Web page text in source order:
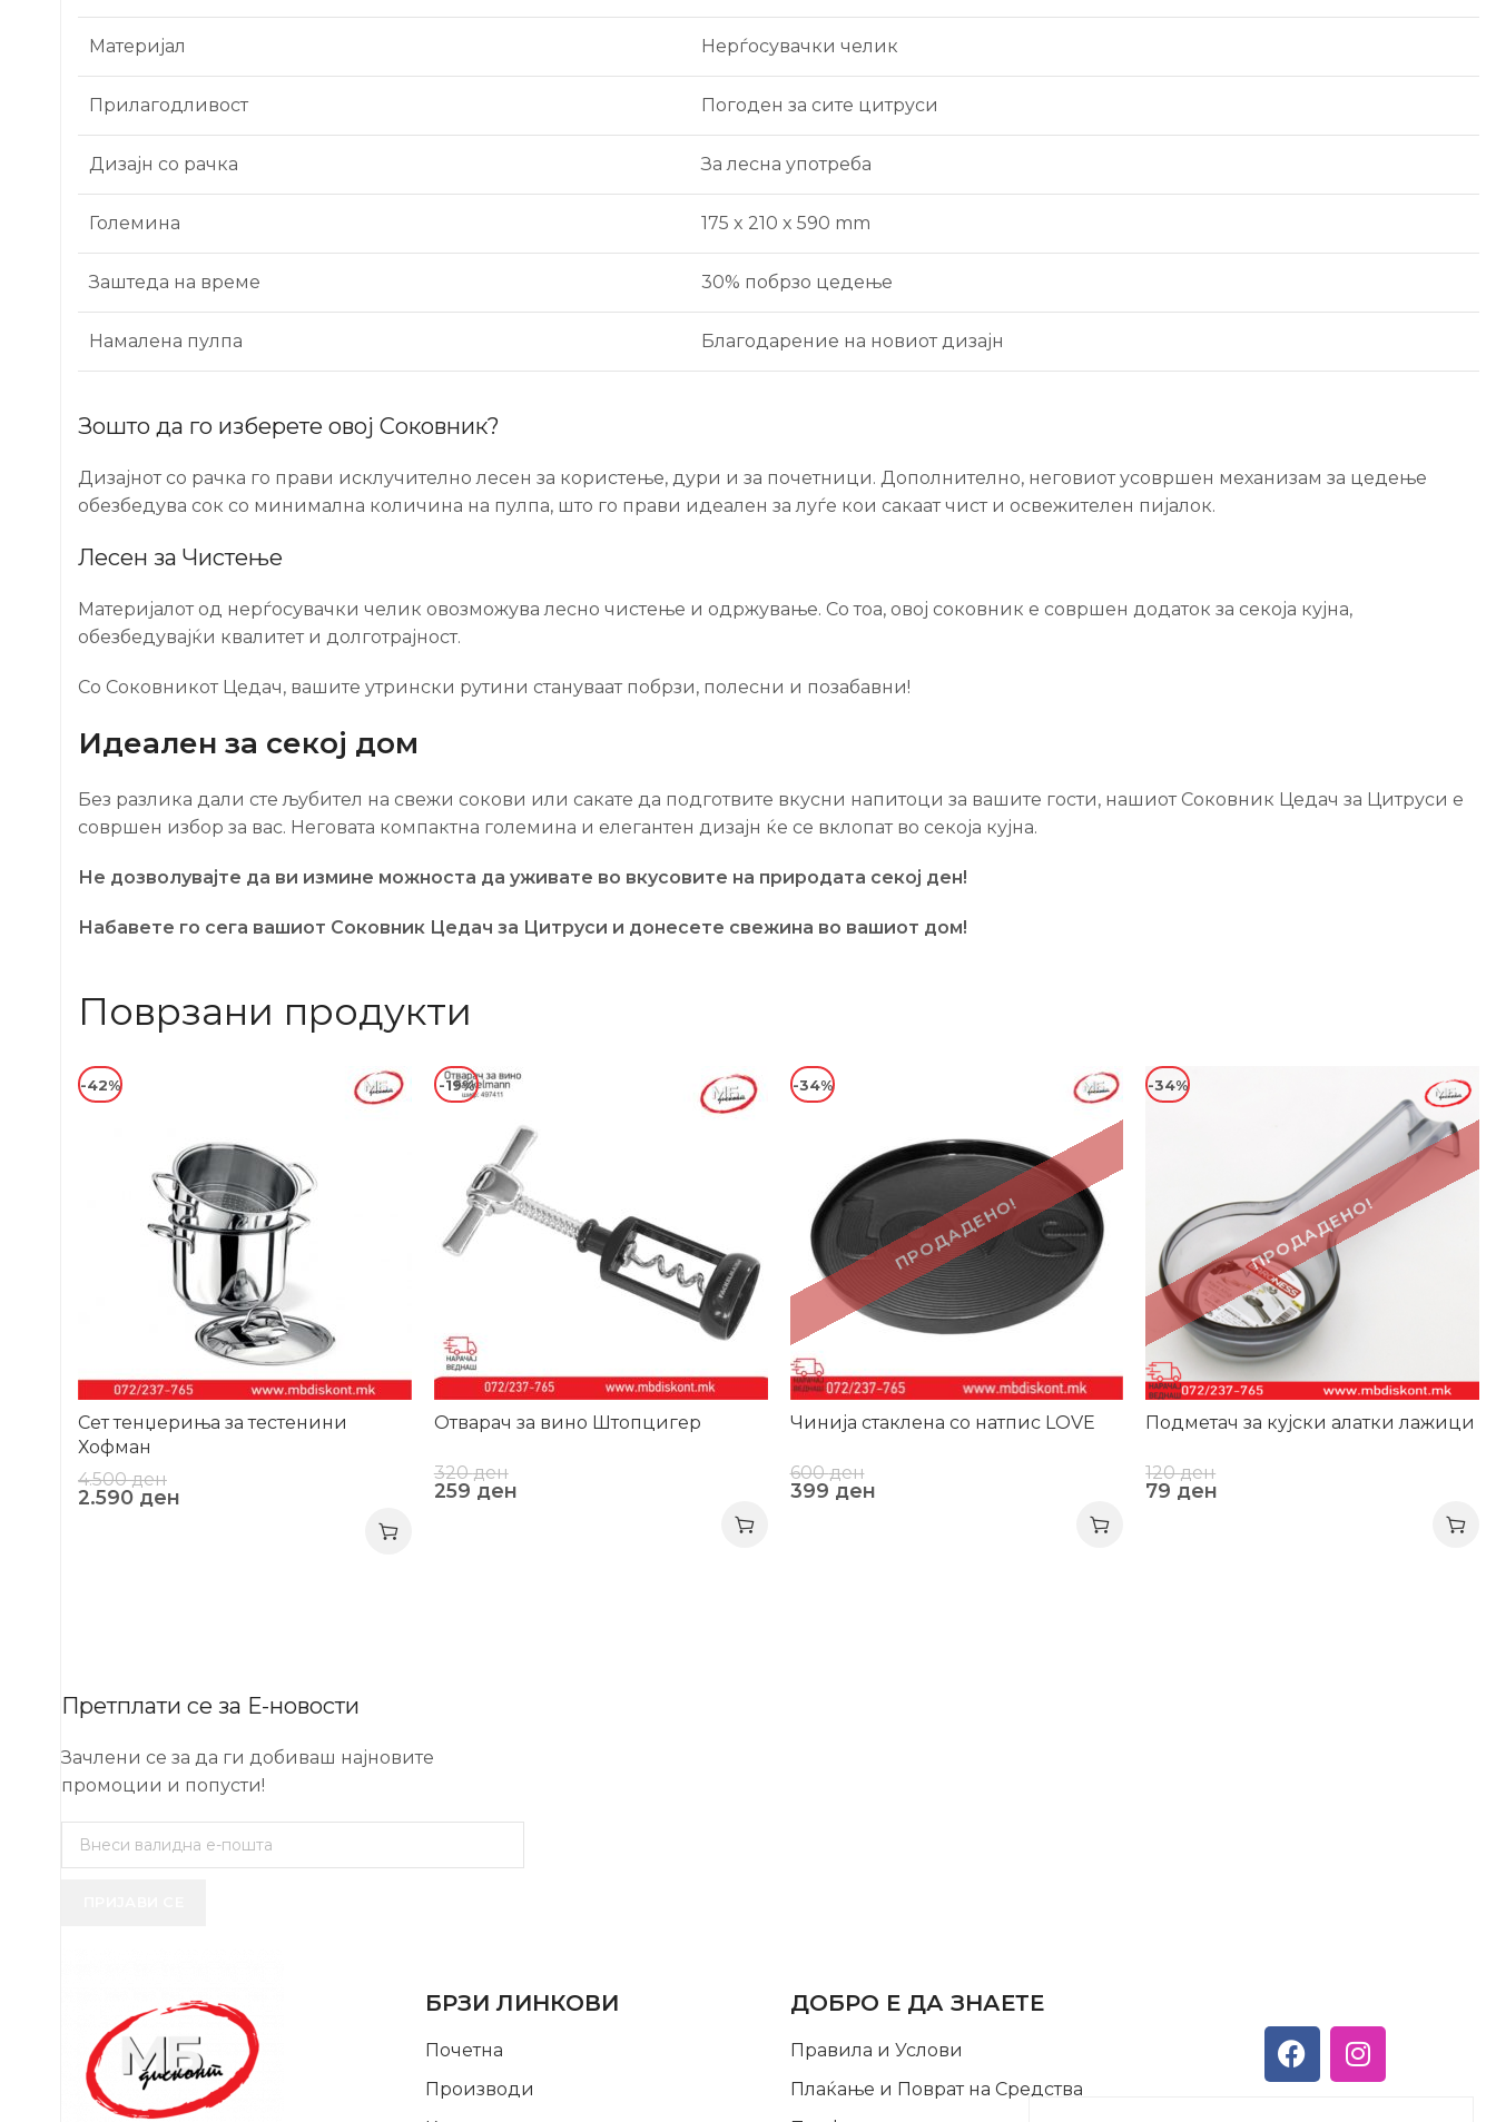
Материјал Нерѓосувачки челик
Прилагодливост Погоден за сите цитруси
Дизајн со рачка За лесна употреба
Големина 175 x 210 x 590 mm
Заштеда на време 30% побрзо цедење
Намалена пулпа Благодарение на новиот дизајн
Зошто да го изберете овој Соковник?
Дизајнот со рачка го прави исклучително лесен за користење, дури и за почетници. Дополнително, неговиот усовршен механизам за цедење
обезбедува сок со минимална количина на пулпа, што го прави идеален за луѓе кои сакаат чист и освежителен пијалок.
Лесен за Чистење
Материјалот од нерѓосувачки челик овозможува лесно чистење и одржување. Со тоа, овој соковник е совршен додаток за секоја кујна,
обезбедувајќи квалитет и долготрајност.
Со Соковникот Цедач, вашите утрински рутини стануваат побрзи, полесни и позабавни!
Идеален за секој дом
Без разлика дали сте љубител на свежи сокови или сакате да подготвите вкусни напитоци за вашите гости, нашиот Соковник Цедач за Цитруси е
совршен избор за вас. Неговата компактна големина и елегантен дизајн ќе се вклопат во секоја кујна.
Не дозволувајте да ви измине можноста да уживате во вкусовите на природата секој ден!
Набавете го сега вашиот Соковник Цедач за Цитруси и донесете свежина во вашиот дом!
Поврзани продукти
-42%
Сет тенџериња за тестенини
Хофман
4.500ден
2.590 ден
-19%
Отварач за вино Штопцигер
320ден
259 ден
ПРОДАДЕНО!
-34%
Чинија стаклена со натпис LOVE
600ден
399 ден
ПРОДАДЕНО!
-34%
Подметач за кујски алатки лажици
120ден
79 ден
Претплати се за Е-новости
Зачлени се за да ги добиваш најновите
промоции и попусти!
БРЗИ ЛИНКОВИ
Почетна
Производи
ДОБРО Е ДА ЗНАЕТЕ
Правила и Услови
Плаќање и Поврат на Средства